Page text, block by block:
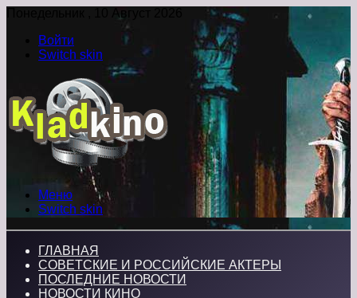
Понедельник , 10 Август 2026
Войти
Switch skin
Меню
Switch skin
ГЛАВНАЯ
СОВЕТСКИЕ И РОССИЙСКИЕ АКТЕРЫ
ПОСЛЕДНИЕ НОВОСТИ
НОВОСТИ КИНО